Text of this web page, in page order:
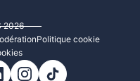
2026
Politique cookie